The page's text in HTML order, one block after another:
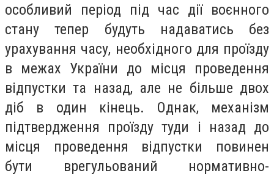
особливий період під час дії воєнного
стану тепер будуть надаватись без
урахування часу, необхідного для проїзду
в межах України до місця проведення
відпустки та назад, але не більше двох
діб в один кінець. Однак, механізм
підтвердження проїзду туди і назад до
місця проведення відпустки повинен
бути врегульований нормативно-